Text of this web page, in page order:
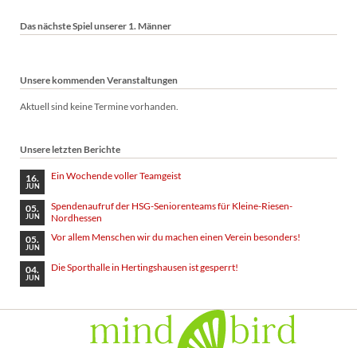
Das nächste Spiel unserer 1. Männer
Unsere kommenden Veranstaltungen
Aktuell sind keine Termine vorhanden.
Unsere letzten Berichte
16.
JUN
Ein Wochende voller Teamgeist
05.
JUN
Spendenaufruf der HSG-Seniorenteams für Kleine-Riesen-
Nordhessen
05.
JUN
Vor allem Menschen wir du machen einen Verein besonders!
04.
JUN
Die Sporthalle in Hertingshausen ist gesperrt!